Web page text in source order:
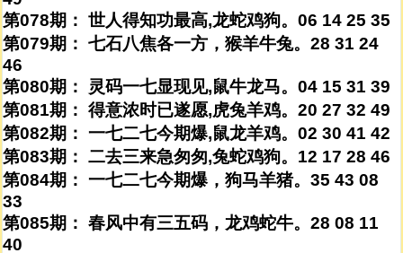
第078期： 世人得知功最高,龙蛇鸡狗。06 14 25 35
第079期： 七石八焦各一方，猴羊牛兔。28 31 24
46
第080期： 灵码一七显现见,鼠牛龙马。04 15 31 39
第081期： 得意浓时已遂愿,虎兔羊鸡。20 27 32 49
第082期： 一七二七今期爆,鼠龙羊鸡。02 30 41 42
第083期： 二去三来急匆匆,兔蛇鸡狗。12 17 28 46
第084期： 一七二七今期爆，狗马羊猪。35 43 08
33
第085期： 春风中有三五码，龙鸡蛇牛。28 08 11
40